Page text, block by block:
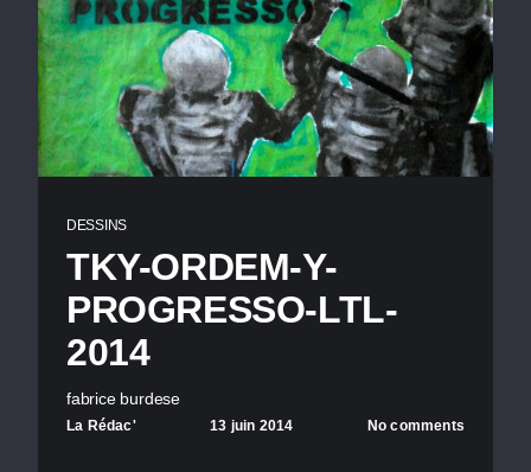
DESSINS
TKY-ORDEM-Y-
PROGRESSO-LTL-
2014
fabrice burdese
La Rédac' 13 juin 2014 No comments